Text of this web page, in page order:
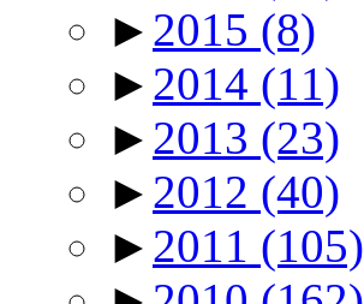
► 2015 (8)
► 2014 (11)
► 2013 (23)
► 2012 (40)
► 2011 (105)